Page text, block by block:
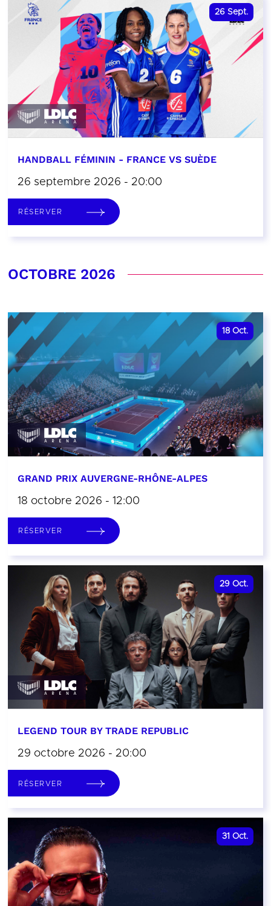
26 Sept.
HANDBALL FÉMININ - FRANCE VS SUÈDE
26 septembre 2026 - 20:00
RÉSERVER
OCTOBRE 2026
18 Oct.
GRAND PRIX AUVERGNE-RHÔNE-ALPES
18 octobre 2026 - 12:00
RÉSERVER
29 Oct.
LEGEND TOUR BY TRADE REPUBLIC
29 octobre 2026 - 20:00
RÉSERVER
31 Oct.